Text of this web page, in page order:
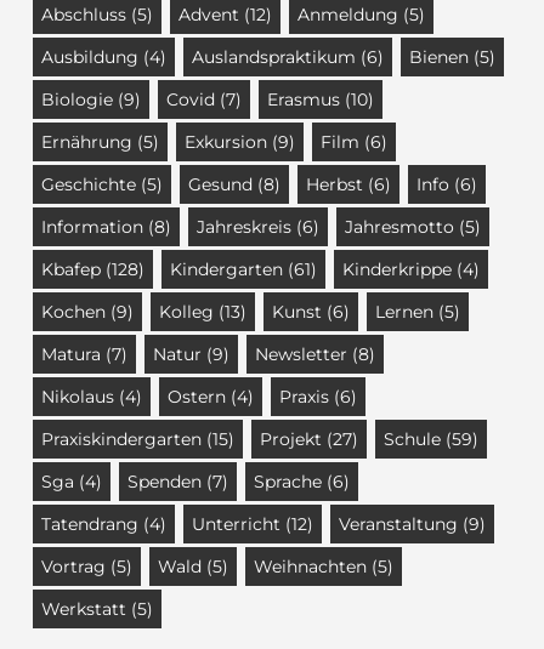
Abschluss(5) Advent (12) Anmeldung (5)
Ausbildung (4) Auslandspraktikum (6) Bienen(5)
Biologie(9) Covid (7) Erasmus(10)
Ernährung (5) Exkursion(9) Film (6)
Geschichte(5) Gesund (8) Herbst (6) Info (6)
Information(8) Jahreskreis(6) Jahresmotto (5)
Kbafep(128) Kindergarten(61) Kinderkrippe(4)
Kochen(9) Kolleg (13) Kunst (6) Lernen(5)
Matura (7) Natur (9) Newsletter (8)
Nikolaus(4) Ostern(4) Praxis(6)
Praxiskindergarten(15) Projekt (27) Schule(59)
Sga (4) Spenden(7) Sprache(6)
Tatendrang (4) Unterricht (12) Veranstaltung (9)
Vortrag (5) Wald (5) Weihnachten(5)
Werkstatt (5)